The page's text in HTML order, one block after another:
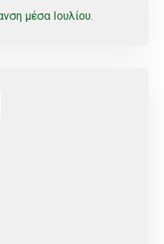
μέσα Ιουλίου.